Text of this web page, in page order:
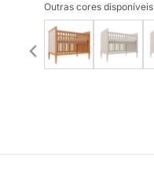
Outras cores disponíveis